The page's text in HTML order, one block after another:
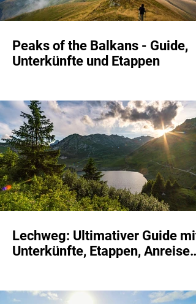
Peaks of the Balkans - Guide,
Unterkünfte und Etappen
Lechweg: Ultimativer Guide mit
Unterkünfte, Etappen, Anreise